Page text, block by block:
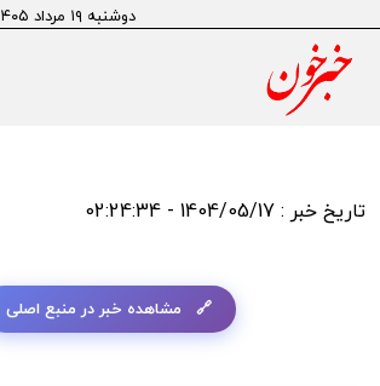
دوشنبه ۱۹ مرداد ۱۴۰۵ ۱۵:۰۰ ب ظ
تاریخ خبر : 1404/05/17 - 02:24:34
مشاهده خبر در منبع اصلی